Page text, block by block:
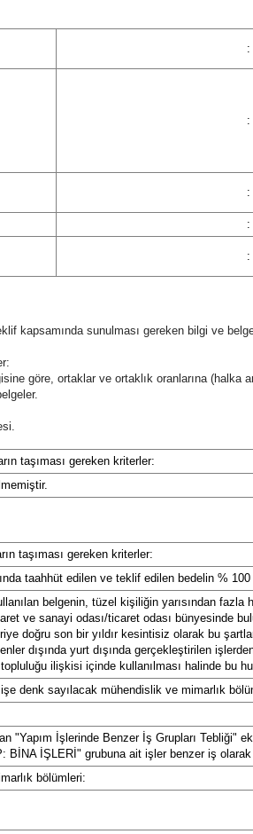
:
:
:
:
:
kapsamında sunulması gereken bilgi ve
göre, ortaklar ve ortaklık oranlarına (halka
taşıması gereken kriterler:
taşıması gereken kriterler:
taahhüt edilen ve teklif edilen bedelin %
belgenin, tüzel kişiliğin yarısından
ve sanayi odası/ticaret odası
doğru son bir yıldır kesintisiz olarak bu
dışında yurt dışında gerçekleştirilen
ilişkisi içinde kullanılması halinde
denk sayılacak mühendislik ve mimarlık
"Yapım İşlerinde Benzer İş Grupları
BİNA İŞLERİ" grubuna ait işler benzer iş
bölümleri: